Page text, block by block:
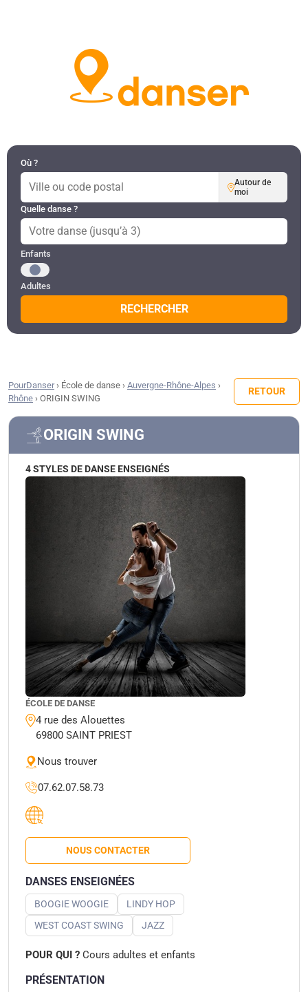
Où ?
Autour de
moi
Quelle danse ?
Public recherché
Enfants
Adultes
RECHERCHER
PourDanser› École de danse › Auvergne-Rhône-Alpes ›
Rhône › ORIGIN SWING
RETOUR
ORIGIN SWING
4 STYLES DE DANSE ENSEIGNÉS
ÉCOLE DE DANSE
4 rue des Alouettes
69800 SAINT PRIEST
Nous trouver
07.62.07.58.73
NOUS CONTACTER
DANSES ENSEIGNÉES
BOOGIE WOOGIE
LINDY HOP
WEST COAST SWING
JAZZ
POUR QUI ? Cours adultes et enfants
PRÉSENTATION